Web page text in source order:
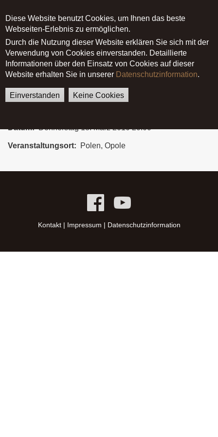
Diese Website benutzt Cookies, um Ihnen das beste
Webseiten-Erlebnis zu ermöglichen.
Durch die Nutzung dieser Website erklären Sie sich mit der
Verwendung von Cookies einverstanden. Detaillierte
Informationen über den Einsatz von Cookies auf dieser
Website erhalten Sie in unserer Datenschutzinformation.
Einverstanden Keine Cookies
Main menu
German English
Startseite Polen, Opole
Polen, Opole
Datum Donnerstag 18. März 2010 20:00
Veranstaltungsort Polen, Opole
Kontakt| Impressum | Datenschutzinformation